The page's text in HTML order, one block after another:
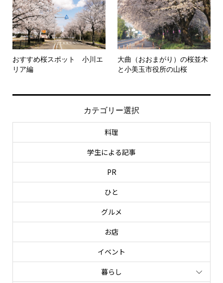
おすすめ桜スポット 小川エ
リア編
大曲（おおまがり）の桜並木
と小美玉市役所の山桜
カテゴリー選択
料理
学生による記事
PR
ひと
グルメ
お店
イベント
暮らし